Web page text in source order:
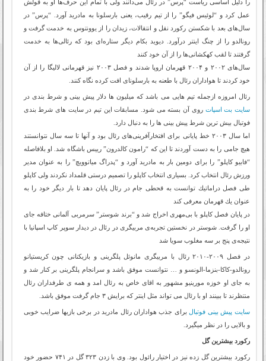
را دلیل اساسی ریاست “پرس” در رئال می‌دانند ولی با تمام این حرف‌ها او به قولش
عمل كرد و “لوئیس فیگو” را از تیم رقیب، یعنی بارسلونا به مادرید آورد. “پرس” در
سال‌های بعد با شكستن ركورد نقل و انتقالات، زیدان را از یوونتوس به خدمت گرفت و
رونالدو را از چنگ اینتر درآورد. دیوید بكام دیگر ستاره‌ای بود كه رئالی‌ها به خدمت
گرفتند تا لقب كهكشانی‌ها را از آن خود كنند
سال‌های ۲۰۰۲ و ۲۰۰۴ قهرمان اروپا شدند و فصل ۲۰۰۳ نیز قهرمانی لالیگا را از آن
خود كردند تا هواداران رئال با طعنه به بارسلونای افت كرده نگاه كنند.
رئال امروزه ازجمله تیم هایی می باشد که میلیون ها دلار پیش بینی و شرط بندی در
سایت بت اسپات روی آن بسته می شود. مسابقات این تیم در سایت های شرط بندی
فوتبال بیش ترین شرط پیش بینی ها را به دنبال دارد.
اما سال ۲۰۰۳ خط پایانی برای افتخارآفرینی‌های رئال بود و آنها تا سه سال نتوانستند
هیچ جامی را به دست آوردند تا این كه “رامون كالدرون” رییس باشگاه شد. او بلافاصله
“فابیو كاپلو” را برای دومین بار به مادرید آورد و “پدراگ میاتوویچ” را به عنوان مدیر
ورزش رئال انتخاب كرد. بسیاری انتخاب كاپلو را تصمیم درستی قلمداد نكردند ولی كاپلو
طی فصل دراماتیك توانست به قحطی جام در رئال پایان دهد تا بار دیگر خود را به
عنوان یك قهرمان معرفی كند
در پایان فصل كاپلو با بی‌مهری اخراج شد و “برند شوستر” سرمربی آلمانی ختافه جای
او را گرفت. شوستر در نخستین تجربه‌ی مربیگری در رئال در دیدار سوپر كاپ اسپانیا با
نتیجه‌ی پنج بر سه مغلوب سویا شد
در فصل ۲۰۰۹-۲۰۱۰ رئال با مربیگری مانوئل پلگرینی و بازیکنانی چون کریستیانو
رونالدو-کاکا-بنزما-الونسو و … نتوانست موفق باشد و سرانجام پلگرینی بر کنار شد و
به جای او خوزه مورینیو مشهور به اقای خاص به رئال امد و همه ی طرفداران رئال
منتظرند تا ببینند او با رئال می تواند مثل اینتر که برایش ۳ جام گرفت موفق باشد.
سایت پیش بینی فوتبال برای جذب هواداران رئال مادرید در برخی بازیها ضرایب خوبی
و بالایی را در نظر میگیرد.
رکورد بیشترین گل
رکورد بیشترین گل زده نیز در اختیار رائول بود. وی با زدن ۳۲۳ گل در ۷۴۱ حضور خود